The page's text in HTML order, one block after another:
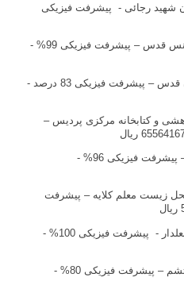
شهید رجائی - پیشرفت فیزیکی
احداث ساختمان الحاقی اورژانس قدس – پیشرفت فیزیکی 99% -
احداث بخش خواب بیمارستان قدس – پیشرفت فیزیکی 83 درصد -
و کتابخانه مرکزی پردیس –
احداث سالن ورزشی پردیس – پیشرفت فیزیکی 96% -
زیست معلم کلایه – پیشرفت
احداث مرکز جامع سلامت مشعلدار - پیشرفت فیزیکی 100% -
احداث مرکز جامع سلامت محتشم – پیشرفت فیزیکی 80% -